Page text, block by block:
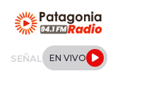
SEÑAL EN VIVO